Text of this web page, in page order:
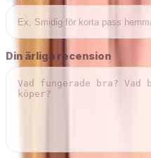
Din ärliga recension